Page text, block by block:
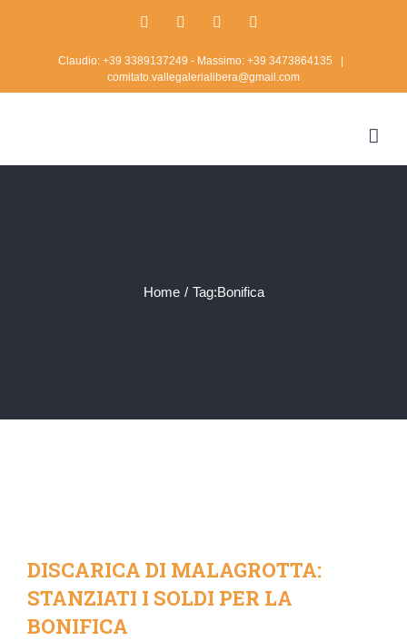
FacebookTwitter Instagram
Claudio: +39 3389137249 - Massimo: +39 3473864135
comitato.vallegalerialibera@gmail.com
Home / Tag:Bonifica
DISCARICA DI MALAGROTTA:
STANZIATI I SOLDI PER LA
BONIFICA